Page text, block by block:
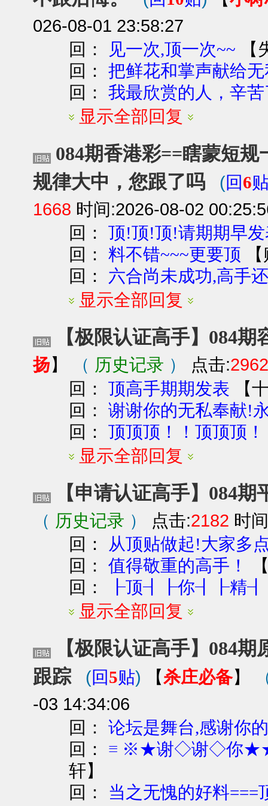
026-08-01 23:58:27
回：
见一次,顶一次~~ 【
回：把鲜花和掌声献给
回：我最欣赏的人，辛苦
显示全部回复
084期香港彩==瞎蒙短
规律大中，您跟了吗
(回6
1668 时间:2026-08-02
回：顶!顶!顶!请期期早
回：料不错~~~更要顶 【
回： 六合尚未成功,高手
显示全部回复
【极限认证高手】084
扬】 （ 历史记录 ） 点击:
回：顶高手期期发表 【
回：谢谢你的无私奉献!
回：顶顶顶！！顶顶顶
显示全部回复
【申请认证高手】084期
（ 历史记录 ） 点击:2182 时
回：
从顶贴做起!大家多
回：值得敬重的高手！
回：
┠顶┨┠你┨┠精
显示全部回复
【极限认证高手】084
跟踪
(回5贴) 【杀庄必备】
-03 14:34:06
回：论坛是舞台,感谢你
回： ≡ ※★谢◇谢◇你
轩】
回： 当之无愧的好料===